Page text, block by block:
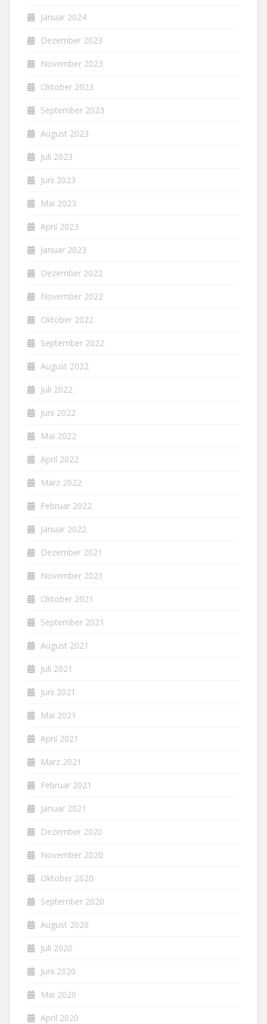
Januar 2024
Dezember 2023
November 2023
Oktober 2023
September 2023
August 2023
Juli 2023
Juni 2023
Mai 2023
April 2023
Januar 2023
Dezember 2022
November 2022
Oktober 2022
September 2022
August 2022
Juli 2022
Juni 2022
Mai 2022
April 2022
März 2022
Februar 2022
Januar 2022
Dezember 2021
November 2021
Oktober 2021
September 2021
August 2021
Juli 2021
Juni 2021
Mai 2021
April 2021
März 2021
Februar 2021
Januar 2021
Dezember 2020
November 2020
Oktober 2020
September 2020
August 2020
Juli 2020
Juni 2020
Mai 2020
April 2020